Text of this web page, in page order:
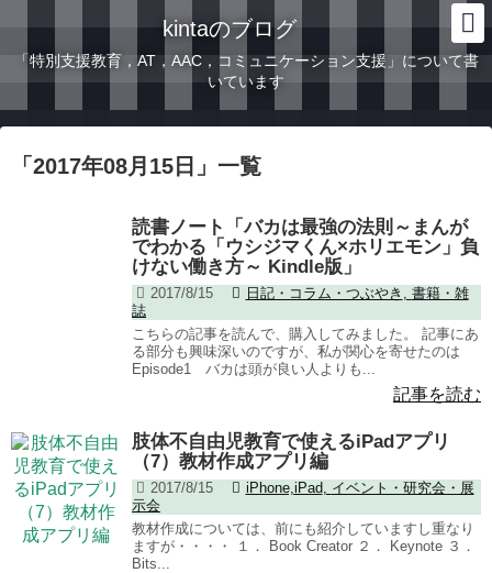
kintaのブログ
「特別支援教育，AT，AAC，コミュニケーション支援」について書
いています
「 2017年08月15日 」 一覧
読書ノート「バカは最強の法則～まんが
でわかる「ウシジマくん×ホリエモン」負
けない働き方～ Kindle版」
2017/8/15 日記・コラム・つぶやき
書籍・雑
誌
こちらの記事を読んで、購入してみました。 記事にあ
る部分も興味深いのですが、私が関心を寄せたのは
Episode1 バカは頭が良い人よりも...
記事を読む
肢体不自由児教育で使えるiPadアプリ
（7）教材作成アプリ編
2017/8/15 iPhone,iPad
イベント・研究会・展
示会
教材作成については、前にも紹介していますし重なり
ますが・・・・ １． Book Creator ２． Keynote ３．
Bits...